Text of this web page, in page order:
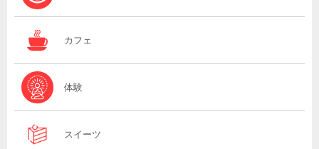
カフェ
体験
スイーツ